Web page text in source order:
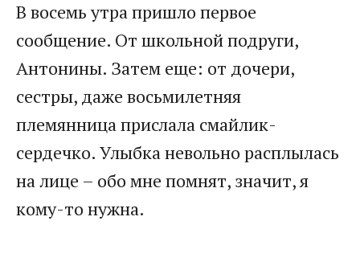
В восемь утра пришло первое
сообщение. От школьной подруги,
Антонины. Затем еще: от дочери,
сестры, даже восьмилетняя
племянница прислала смайлик-
сердечко. Улыбка невольно расплылась
на лице – обо мне помнят, значит, я
кому-то нужна.